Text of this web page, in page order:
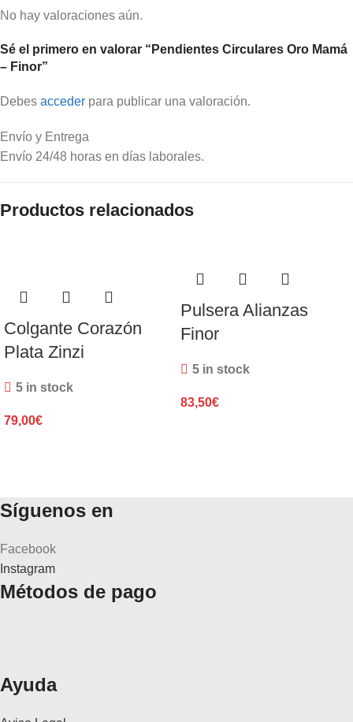
No hay valoraciones aún.
Sé el primero en valorar “Pendientes Circulares Oro Mamá
– Finor”
Debes acceder para publicar una valoración.
Envío y Entrega
Envío 24/48 horas en días laborales.
Productos relacionados
Colgante Corazón
Plata Zinzi
5 in stock
79,00€
Pulsera Alianzas
Finor
5 in stock
83,50€
Síguenos en
Facebook
Instagram
Métodos de pago
Ayuda